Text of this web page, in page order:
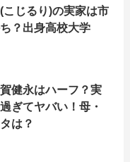
こじるり)の実家は市
？出身高校大学
健永はハーフ？実
ぎてヤバい！母・
は？